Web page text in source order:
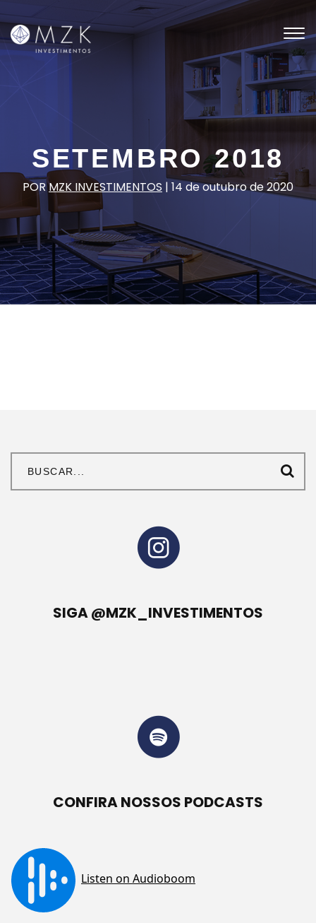
SETEMBRO 2018
PORMZK INVESTIMENTOS | 14 de outubro de 2020
SIGA @MZK_INVESTIMENTOS
CONFIRA NOSSOS PODCASTS